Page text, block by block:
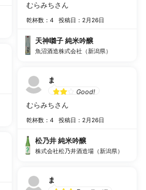
むらみちさん
乾杯数：4 投稿日：2月26日
天神囃子 純米吟醸
魚沼酒造株式会社（新潟県）
ま
Good!
むらみちさん
乾杯数：4 投稿日：2月26日
松乃井 純米吟醸
株式会社松乃井酒造場（新潟県）
ま